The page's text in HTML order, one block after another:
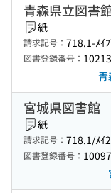
青森県立図書
紙
請求記号： 718.1-ﾒｲ
図書登録番号：
青
宮城県図書館
紙
請求記号： 718.1/ﾒｲ
図書登録番号：